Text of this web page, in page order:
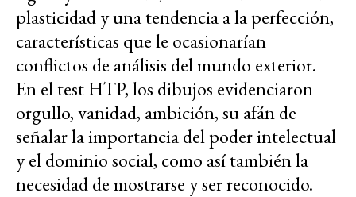
plasticidad y una tendencia a la perfección,
características que le ocasionarían
conflictos de análisis del mundo exterior.
En el test HTP, los dibujos evidenciaron
orgullo, vanidad, ambición, su afán de
señalar la importancia del poder intelectual
y el dominio social, como así también la
necesidad de mostrarse y ser reconocido.